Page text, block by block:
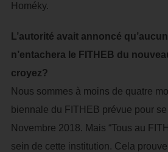
Homéky.
L’autorité avait annoncé
n’entachera le FITHEB du
croyez?
Nous sommes à moins de quatre
biennale du FITHEB prévue pour
Novembre 2018. Mais “Tous au
sein de cette institution. Cela